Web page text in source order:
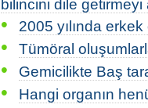
bilincini dile getirmeyi
• 2005 yılında erkek
• Tümöral
• Gemicilikte Baş
• Hangi organın